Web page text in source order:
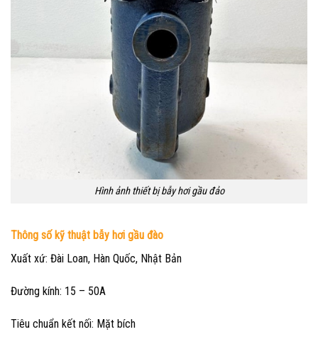
Hình ảnh thiết bị bẫy hơi gầu đảo
Thông số kỹ thuật bẫy hơi gầu đào
Xuất xứ: Đài Loan, Hàn Quốc, Nhật Bản
Đường kính: 15 – 50A
Tiêu chuẩn kết nối: Mặt bích